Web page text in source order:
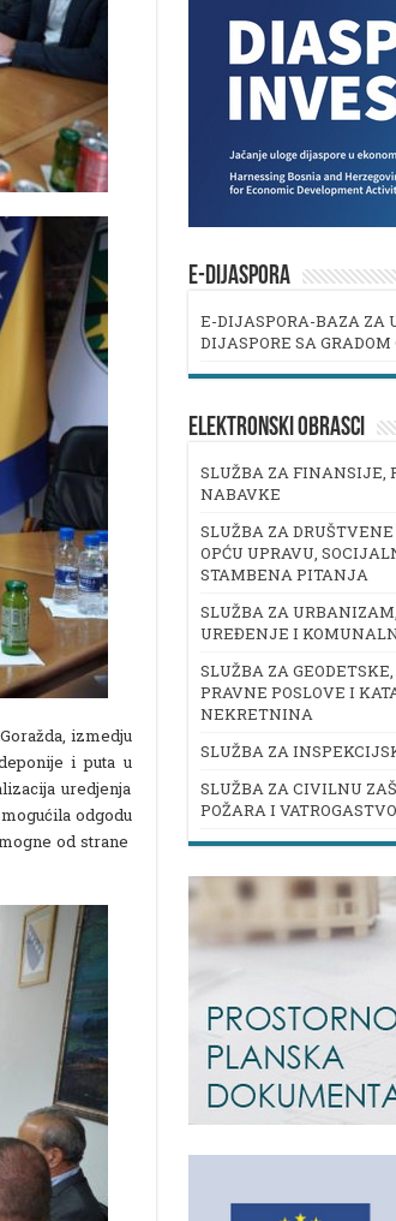
izmedju
i puta u
uredjenja
odgodu
od strane
E-DIJASPORA
E-DIJASPORA-BAZA ZA
DIJASPORE SA GRADOM
ELEKTRONSKI OBRASCI
SLUŽBA ZA FINANSIJE,
NABAVKE
SLUŽBA ZA
OPĆU UPRAVU,
STAMBENA PITANJA
SLUŽBA ZA
UREĐENJE I
SLUŽBA ZA
PRAVNE POSLOVE I
NEKRETNINA
SLUŽBA ZA
SLUŽBA ZA CIVILNU
POŽARA I VATROGASTVO